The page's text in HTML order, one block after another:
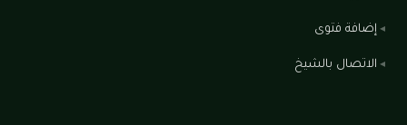
إضافة فتوى
الاتصال بالشيخ